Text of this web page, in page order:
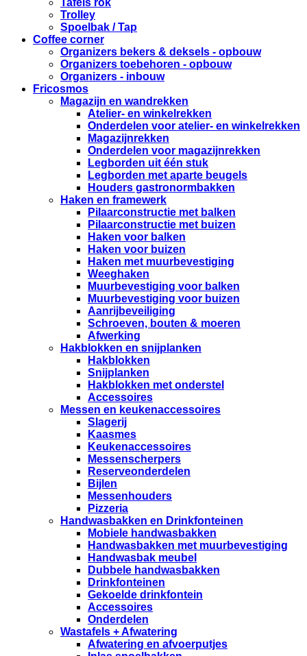
Trolley
Spoelbak / Tap
Coffee corner
Organizers bekers & deksels - opbouw
Organizers toebehoren - opbouw
Organizers - inbouw
Fricosmos
Magazijn en wandrekken
Atelier- en winkelrekken
Onderdelen voor atelier- en winkelrekken
Magazijnrekken
Onderdelen voor magazijnrekken
Legborden uit één stuk
Legborden met aparte beugels
Houders gastronormbakken
Haken en framewerk
Pilaarconstructie met balken
Pilaarconstructie met buizen
Haken voor balken
Haken voor buizen
Haken met muurbevestiging
Weeghaken
Muurbevestiging voor balken
Muurbevestiging voor buizen
Aanrijbeveiliging
Schroeven, bouten & moeren
Afwerking
Hakblokken en snijplanken
Hakblokken
Snijplanken
Hakblokken met onderstel
Accessoires
Messen en keukenaccessoires
Slagerij
Kaasmes
Keukenaccessoires
Messenscherpers
Reserveonderdelen
Bijlen
Messenhouders
Pizzeria
Handwasbakken en Drinkfonteinen
Mobiele handwasbakken
Handwasbakken met muurbevestiging
Handwasbak meubel
Dubbele handwasbakken
Drinkfonteinen
Gekoelde drinkfontein
Accessoires
Onderdelen
Wastafels + Afwatering
Afwatering en afvoerputjes